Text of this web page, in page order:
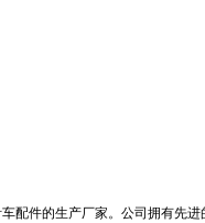
配件的生产厂家。公司拥有先